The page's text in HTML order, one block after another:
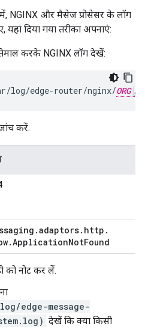
NGINX और मैसेज प्रोसेसर के लॉग
दिया गया तरीका अपनाएं:
करके NGINX लॉग देखें:
log/edge-router/nginx/ORG
करें:
.adaptors. http .
.ApplicationNotFound
नोट कर लें.
edge-message-
देखें कि क्या किसी